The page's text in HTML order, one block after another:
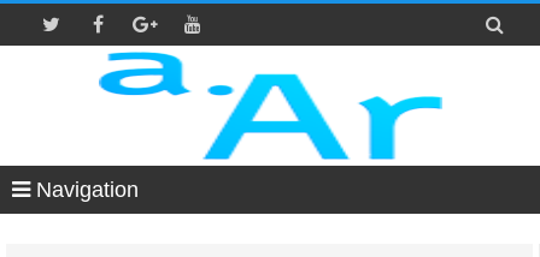

Navigation